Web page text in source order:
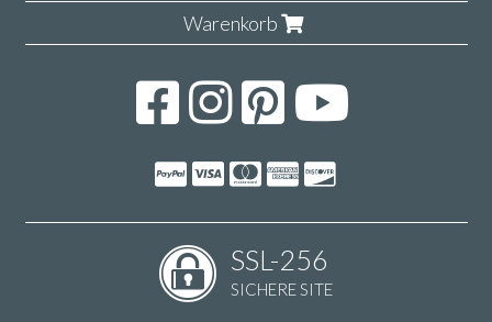
Warenkorb
SSL-256
SICHERE SITE